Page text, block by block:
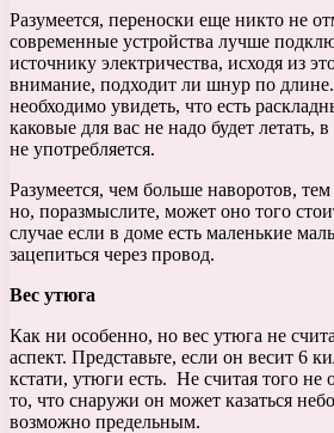
Разумеется, переноски еще никто не
современные устройства лучше
источнику электричества, исходя из
внимание, подходит ли шнур по длине.
необходимо увидеть, что есть
каковые для вас не надо будет летать,
не употребляется.
Разумеется, чем больше наворотов,
но, поразмыслите, может оно того
случае если в доме есть маленькие
зацепиться через провод.
Вес утюга
Как ни особенно, но вес утюга не
аспект. Представьте, если он весит 6
кстати, утюги есть. Не считая того не
то, что снаружи он может казаться
возможно предельным.